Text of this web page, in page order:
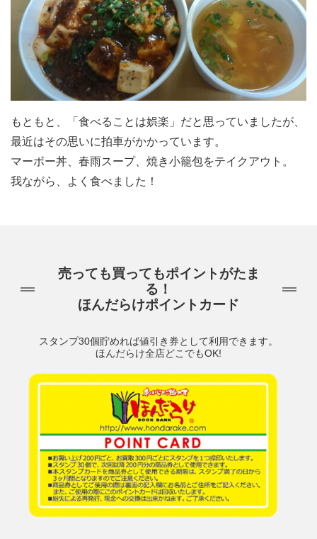
もともと、「食べることは娯楽」だと思っていましたが、
最近はその思いに拍車がかかっています。
マーボー丼、春雨スープ、焼き小籠包をテイクアウト。
我ながら、よく食べました！
売っても買ってもポイントがたま
る！
ほんだらけポイントカード
スタンプ30個貯めれば値引き券として利用できます。
ほんだらけ全店どこでもOK!